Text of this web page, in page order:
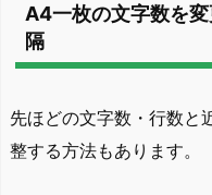
A4一枚の文字数を
隔
先ほどの文字数・行数と
整する方法もあります。